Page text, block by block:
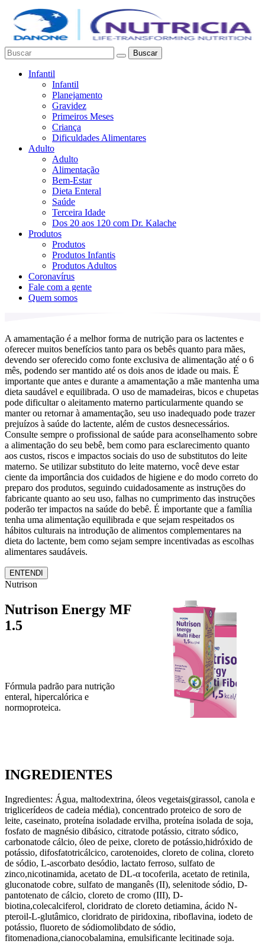
Buscar
Infantil
Infantil
Planejamento
Gravidez
Primeiros Meses
Criança
Dificuldades Alimentares
Adulto
Adulto
Alimentação
Bem-Estar
Dieta Enteral
Saúde
Terceira Idade
Dos 20 aos 120 com Dr. Kalache
Produtos
Produtos
Produtos Infantis
Produtos Adultos
Coronavírus
Fale com a gente
Quem somos
A amamentação é a melhor forma de nutrição para os lactentes e
oferecer muitos benefícios tanto para os bebês quanto para mães,
devendo ser oferecido como fonte exclusiva de alimentação até o 6
mês, podendo ser mantido até os dois anos de idade ou mais. É
importante que antes e durante a amamentação a mãe mantenha uma
dieta saudável e equilibrada. O uso de mamadeiras, bicos e chupetas
pode dificultar o aleitamento materno particularmente quando se
manter ou retornar à amamentação, seu uso inadequado pode trazer
prejuízos à saúde do lactente, além de custos desnecessários.
Consulte sempre o profissional de saúde para aconselhamento sobre
a alimentação do seu bebê, bem como para esclarecimento quanto
aos custos, riscos e impactos sociais do uso de substitutos do leite
materno. Se utilizar substituto do leite materno, você deve estar
ciente da importância dos cuidados de higiene e do modo correto do
preparo dos produtos, seguindo cuidadosamente as instruções do
fabricante quanto ao seu uso, falhas no cumprimento das instruções
poderão ter impactos na saúde do bebê. É importante que a família
tenha uma alimentação equilibrada e que sejam respeitados os
hábitos culturais na introdução de alimentos complementares na
dieta do lactente, bem como sejam sempre incentivadas as escolhas
alimentares saudáveis.
ENTENDI
Nutrison
Nutrison Energy MF
1.5
Fórmula padrão para nutrição
enteral, hipercalórica e
normoproteica.
INGREDIENTES
Ingredientes: Água, maltodextrina, óleos vegetais(girassol, canola e
triglicerídeos de cadeia média), concentrado proteico de soro de
leite, caseinato, proteína isoladade ervilha, proteína isolada de soja,
fosfato de magnésio dibásico, citratode potássio, citrato sódico,
carbonatode cálcio, óleo de peixe, cloreto de potássio,hidróxido de
potássio, difosfatotricálcico, carotenoides, cloreto de colina, cloreto
de sódio, L-ascorbato desódio, lactato ferroso, sulfato de
zinco,nicotinamida, acetato de DL-α tocoferila, acetato de retinila,
gluconatode cobre, sulfato de manganês (II), selenitode sódio, D-
pantotenato de cálcio, cloreto de cromo (III), D-
biotina,colecalciferol, cloridrato de cloreto detiamina, ácido N-
pteroil-L-glutâmico, cloridrato de piridoxina, riboflavina, iodeto de
potássio, fluoreto de sódiomolibdato de sódio,
fitomenadiona,cianocobalamina, emulsificante lecitinade soja.